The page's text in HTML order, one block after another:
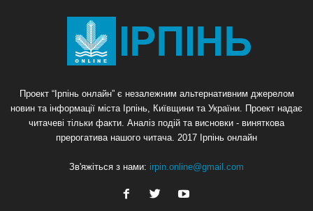
Проект “Ірпінь онлайн” є незалежним альтернативним джерелом
новин та інформації міста Ірпінь, Київщини та України. Проект надає
читачеві тільки факти. Аналіз подій та висновки - виняткова
прерогатива нашого читача. 2017 Ірпінь онлайн
Зв'яжіться з нами: irpin.online@gmail.com